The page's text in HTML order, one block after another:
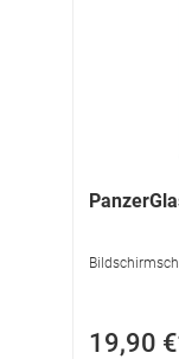
19,90